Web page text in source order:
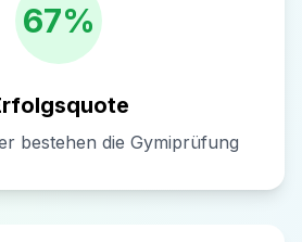
67%
bestehen die Gymiprüfung